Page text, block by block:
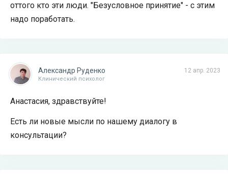
оттого кто эти люди. "Безусловное принятие" - с этим
надо поработать.
12 апр. 2023
Александр Руденко
Клинический психолог
Анастасия, здравствуйте!
Есть ли новые мысли по нашему диалогу в
консультации?